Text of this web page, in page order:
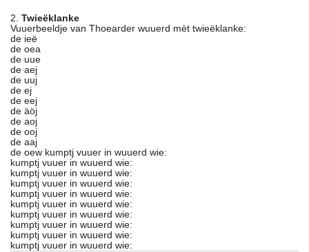
2. Twieëklanke
Vuuerbeeldje van Thoearder wuuerd mèt twieëklanke:
de ieë
de oea
de uue
de aej
de uuj
de ej
de eej
de äöj
de aoj
de ooj
de aaj
de oew kumptj vuuer in wuuerd wie:
kumptj vuuer in wuuerd wie:
kumptj vuuer in wuuerd wie:
kumptj vuuer in wuuerd wie:
kumptj vuuer in wuuerd wie:
kumptj vuuer in wuuerd wie:
kumptj vuuer in wuuerd wie:
kumptj vuuer in wuuerd wie:
kumptj vuuer in wuuerd wie:
kumptj vuuer in wuuerd wie: